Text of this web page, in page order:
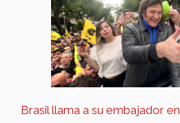
Brasil llama a su embajador